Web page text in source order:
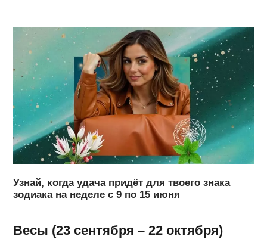
Узнай, когда удача придёт для твоего знака
зодиака на неделе с 9 по 15 июня
Весы (23 сентября – 22 октября)